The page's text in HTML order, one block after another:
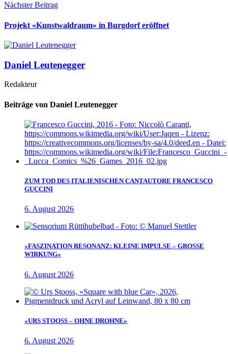
Nächster Beitrag
Projekt «Kunstwaldraum» in Burgdorf eröffnet
Daniel Leutenegger
Redakteur
Beiträge von Daniel Leutenegger
ZUM TOD DES ITALIENISCHEN CANTAUTORE FRANCESCO
GUCCINI
6. August 2026
«FASZINATION RESONANZ: KLEINE IMPULSE – GROSSE
WIRKUNG»
6. August 2026
«URS STOOSS – OHNE DROHNE»
6. August 2026